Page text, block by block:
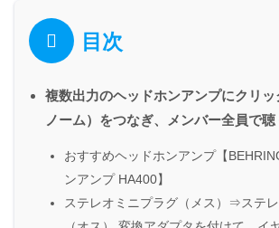
目次
複数出力のヘッドホンアンプにクリッ
ノーム）をつなぎ、メンバー全員で
おすすめヘッドホンアンプ【
ンアンプ HA400】
ステレオミニプラグ（メス）⇒ステ